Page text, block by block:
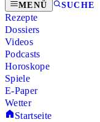
MENÜ SUCHE
Rezepte
Dossiers
Videos
Podcasts
Horoskope
Spiele
E-Paper
Wetter
Startseite